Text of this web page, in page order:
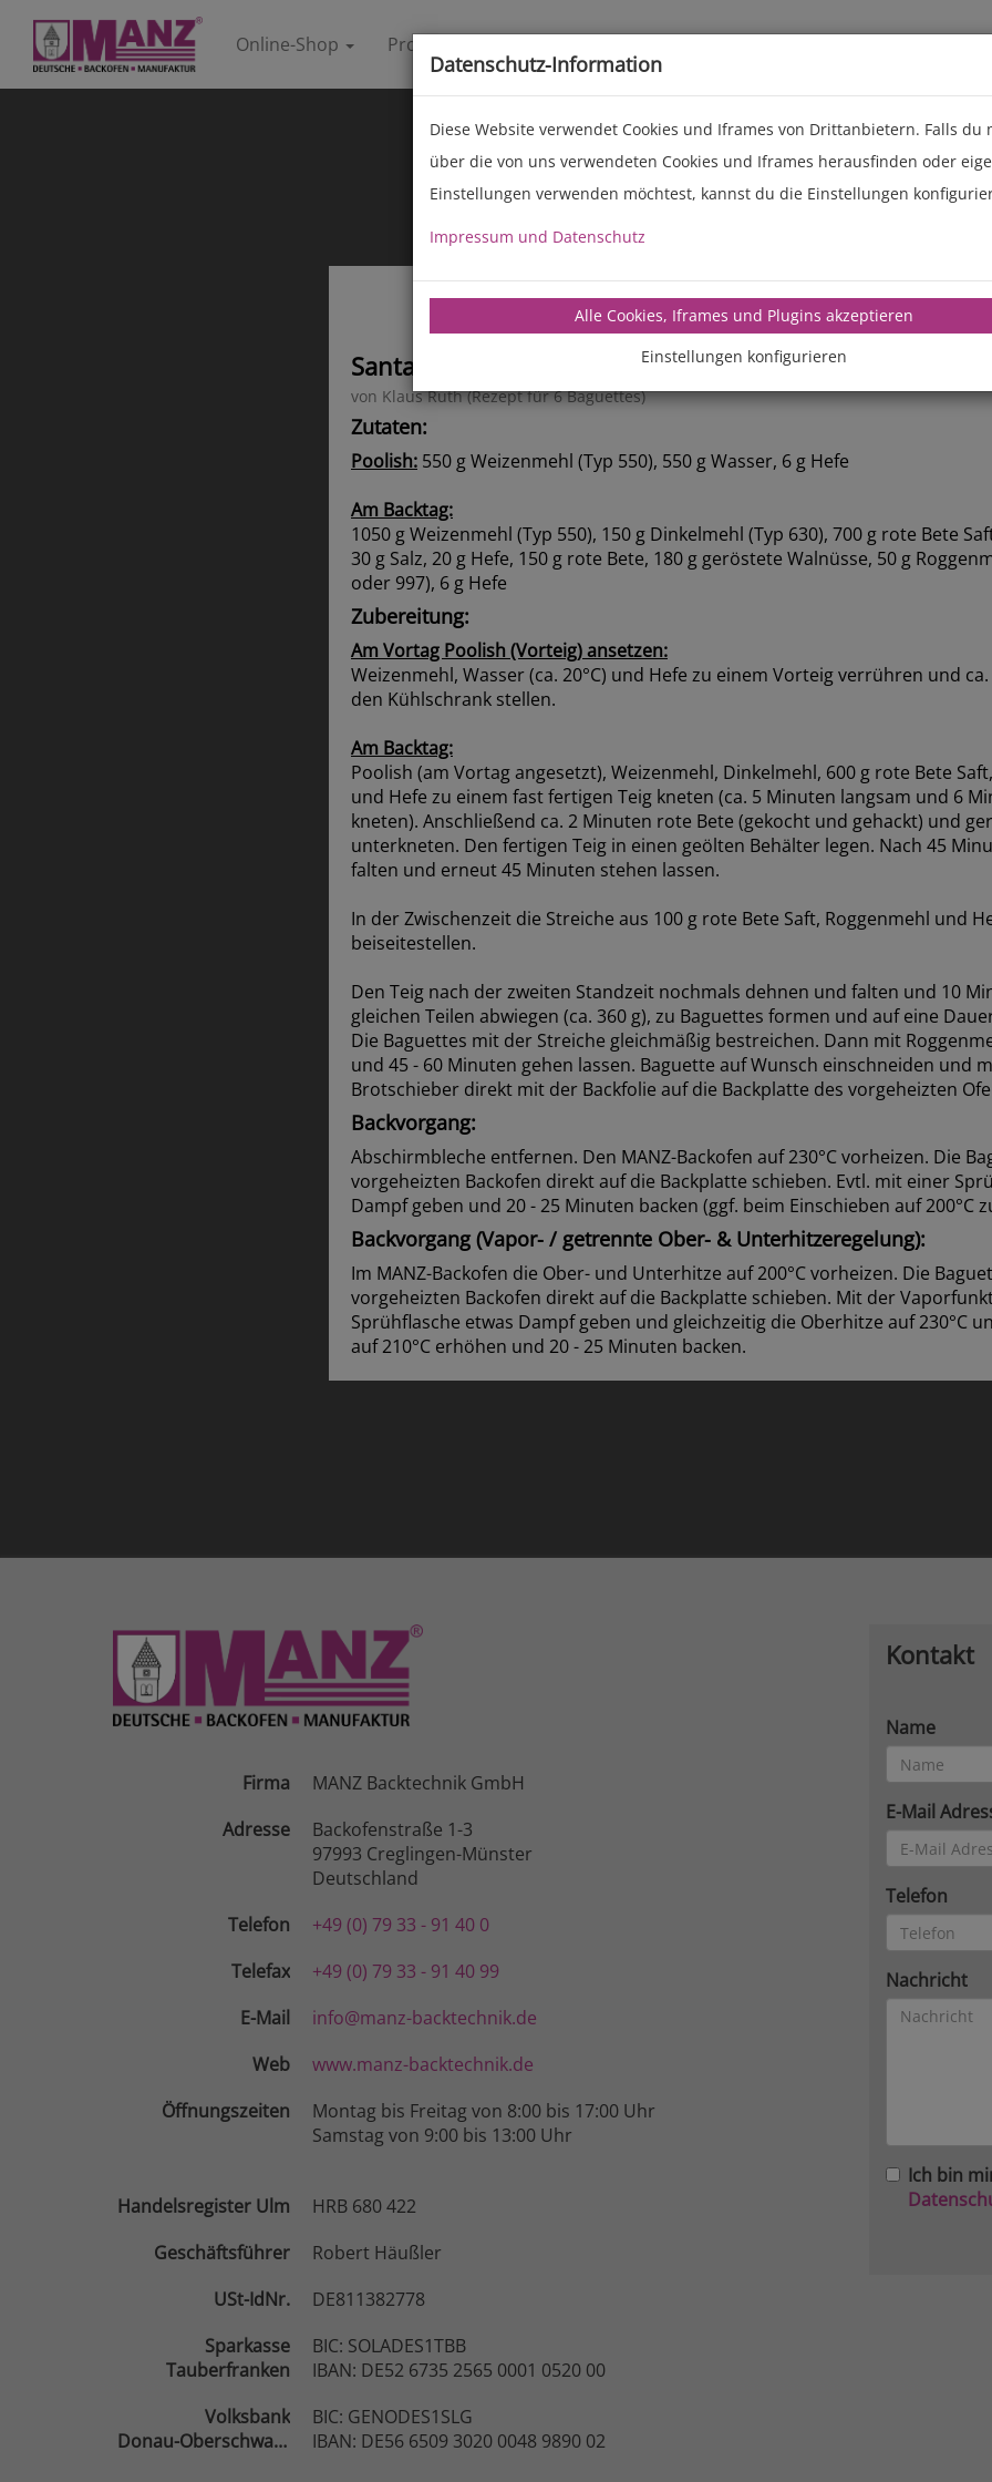
Online-Shop Produkte
manz-
Santa Klaus-Baguette
von Klaus Ruth (Rezept für 6 Baguettes)
Zutaten:
Poolish: 550 g Weizenmehl (Typ 550), 550 g Wasser, 6 g Hefe
Am Backtag:
1050 g Weizenmehl (Typ 550), 150 g Dinkelmehl (Typ 630), 700 g rote Bete
30 g Salz, 20 g Hefe, 150 g rote Bete, 180 g geröstete Walnüsse, 50 g
oder 997), 6 g Hefe
Zubereitung:
Am Vortag Poolish (Vorteig) ansetzen:
Weizenmehl, Wasser (ca. 20°C) und Hefe zu einem Vorteig verrühren und
den Kühlschrank stellen.
Am Backtag:
Poolish (am Vortag angesetzt), Weizenmehl, Dinkelmehl, 600 g rote Bete
und Hefe zu einem fast fertigen Teig kneten (ca. 5 Minuten langsam und 6
kneten). Anschließend ca. 2 Minuten rote Bete (gekocht und gehackt) und
unterkneten. Den fertigen Teig in einen geölten Behälter legen. Nach 45
falten und erneut 45 Minuten stehen lassen.
In der Zwischenzeit die Streiche aus 100 g rote Bete Saft, Roggenmehl und
beiseitestellen.
Den Teig nach der zweiten Standzeit nochmals dehnen und falten und 10
gleichen Teilen abwiegen (ca. 360 g), zu Baguettes formen und auf eine
Die Baguettes mit der Streiche gleichmäßig bestreichen. Dann mit
und 45 - 60 Minuten gehen lassen. Baguette auf Wunsch einschneiden und
Brotschieber direkt mit der Backfolie auf die Backplatte des vorgeheizten
Backvorgang:
Abschirmbleche entfernen. Den MANZ-Backofen auf 230°C vorheizen. Die
vorgeheizten Backofen direkt auf die Backplatte schieben. Evtl. mit einer
Dampf geben und 20 - 25 Minuten backen (ggf. beim Einschieben auf 200°C
Backvorgang (Vapor- / getrennte Ober- & Unterhitzeregelung):
Im MANZ-Backofen die Ober- und Unterhitze auf 200°C vorheizen. Die
vorgeheizten Backofen direkt auf die Backplatte schieben. Mit der
Sprühflasche etwas Dampf geben und gleichzeitig die Oberhitze auf 230°C
auf 210°C erhöhen und 20 - 25 Minuten backen.
Firma
MANZ Backtechnik GmbH
Adresse
Backofenstraße 1-3
97993 Creglingen-Münster
Deutschland
Telefon
+49 (0) 79 33 - 91 40 0
Telefax
+49 (0) 79 33 - 91 40 99
E-Mail
info@manz-backtechnik.de
Web
www.manz-backtechnik.de
Öffnungszeiten
Montag bis Freitag von 8:00 bis 17:00 Uhr
Samstag von 9:00 bis 13:00 Uhr
Handelsregister Ulm
HRB 680 422
Geschäftsführer
Robert Häußler
USt-IdNr.
DE811382778
Sparkasse
Tauberfranken
BIC: SOLADES1TBB
IBAN: DE52 6735 2565 0001 0520 00
Volksbank
Donau-Oberschwaben
BIC: GENODES1SLG
IBAN: DE56 6509 3020 0048 9890 02
Kontakt
Name
E-Mail
Telefon
Nachricht
Ich bin
Datenschutz-Information
Diese Website verwendet Cookies und Iframes von Drittanbietern. Falls du
über die von uns verwendeten Cookies und Iframes herausfinden oder
Einstellungen verwenden möchtest, kannst du die Einstellungen
Impressum und Datenschutz
Alle Cookies, Iframes und Plugins akzeptieren
Einstellungen konfigurieren